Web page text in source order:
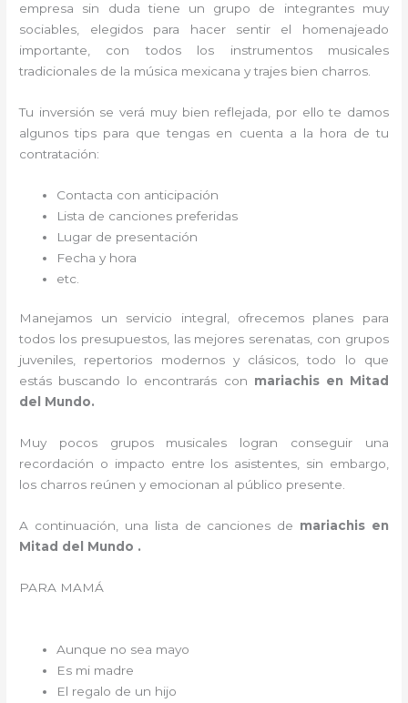
empresa
sin duda tiene un grupo de integrantes muy
sociables, elegidos para hacer sentir el homenajeado
importante, con todos los instrumentos musicales
tradicionales de la música mexicana y trajes bien charros.
Tu inversión se verá muy bien reflejada, por ello te damos
algunos tips para que tengas en cuenta a la hora de tu
contratación:
Contacta con anticipación
Lista de canciones preferidas
Lugar de presentación
Fecha y hora
etc.
Manejamos un servicio integral, ofrecemos planes para
todos los presupuestos, las mejores serenatas, con grupos
juveniles, repertorios modernos y clásicos, todo lo que
estás buscando lo encontrarás con mariachis en Mitad
del Mundo.
Muy pocos grupos musicales logran conseguir una
recordación o impacto entre los asistentes, sin embargo,
los charros reúnen y emocionan al público presente.
A continuación, una lista de canciones de mariachis en
Mitad del Mundo .
PARA MAMÁ
Aunque no sea mayo
Es mi madre
El regalo de un hijo